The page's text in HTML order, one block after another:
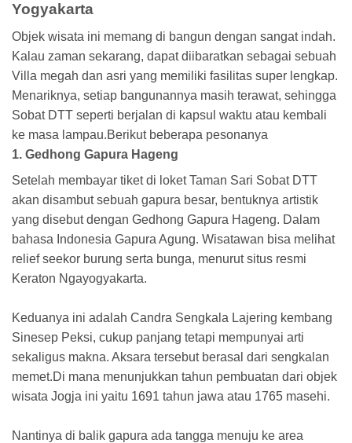
Yogyakarta
Objek wisata ini memang di bangun dengan sangat indah.
Kalau zaman sekarang, dapat diibaratkan sebagai sebuah
Villa megah dan asri yang memiliki fasilitas super lengkap.
Menariknya, setiap bangunannya masih terawat, sehingga
Sobat DTT seperti berjalan di kapsul waktu atau kembali
ke masa lampau.Berikut beberapa pesonanya
1. Gedhong Gapura Hageng
Setelah membayar tiket di loket Taman Sari Sobat DTT
akan disambut sebuah gapura besar, bentuknya artistik
yang disebut dengan Gedhong Gapura Hageng. Dalam
bahasa Indonesia Gapura Agung. Wisatawan bisa melihat
relief seekor burung serta bunga, menurut situs resmi
Keraton Ngayogyakarta.
Keduanya ini adalah Candra Sengkala Lajering kembang
Sinesep Peksi, cukup panjang tetapi mempunyai arti
sekaligus makna. Aksara tersebut berasal dari sengkalan
memet.Di mana menunjukkan tahun pembuatan dari objek
wisata Jogja ini yaitu 1691 tahun jawa atau 1765 masehi.
Nantinya di balik gapura ada tangga menuju ke area